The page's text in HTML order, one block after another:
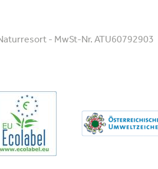
- MwSt-Nr. ATU60792903